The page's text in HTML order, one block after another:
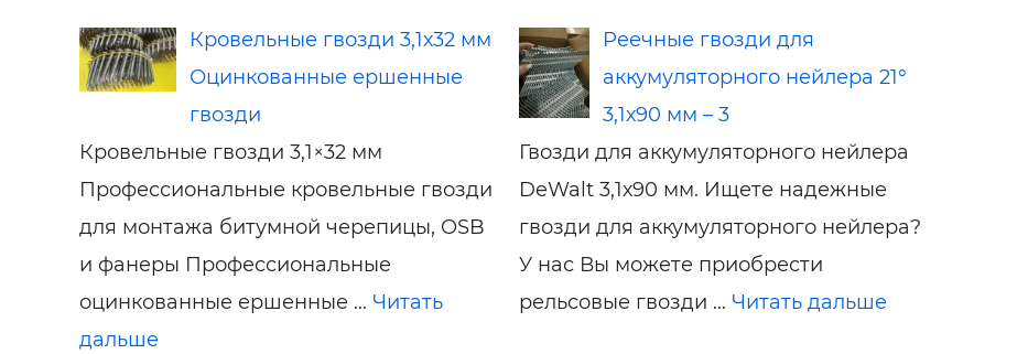
Кровельные гвозди 3,1х32 мм
Оцинкованные ершенные
гвозди
Кровельные гвозди 3,1×32 мм
Профессиональные кровельные гвозди
для монтажа битумной черепицы, OSB
и фанеры Профессиональные
оцинкованные ершенные ... Читать
дальше
Реечные гвозди для
аккумуляторного нейлера 21°
3,1х90 мм – 3
Гвозди для аккумуляторного нейлера
DeWalt 3,1х90 мм. Ищете надежные
гвозди для аккумуляторного нейлера?
У нас Вы можете приобрести
рельсовые гвозди ... Читать дальше